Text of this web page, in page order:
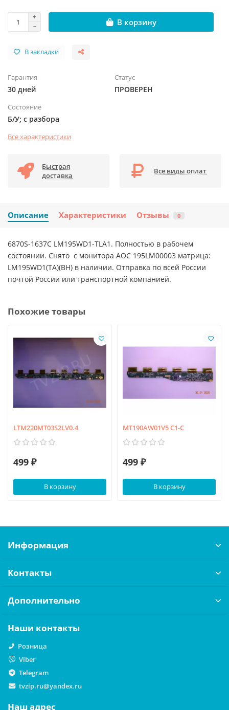
В корзину
В закладки
Гарантия
30 дней
Статус
ПРОВЕРЕН
Состояние
Б/У; с разбора
Все характеристики
Быстрая
доставка
Все виды оплат
Описание Характеристики Отзывы 0
6870S-1637C LM195WD1-TLA1. Полностью в рабочем
состоянии. Снято с монитора AOC 195LM00003 матрица:
LM195WD1(TA)(BH) в наличии. Отправка по всей России
почтой России или транспортной компанией.
Похожие товары
LTM220MT03S2LV0.4
499 ₽
В корзину
MT190AW01V5 C1-C
499 ₽
В корзину
Информация
Контакты
Дополнительно
Наши контакты
Розница
Viber
Telegram
tvzip.ru@yandex.ru
Наш адрес